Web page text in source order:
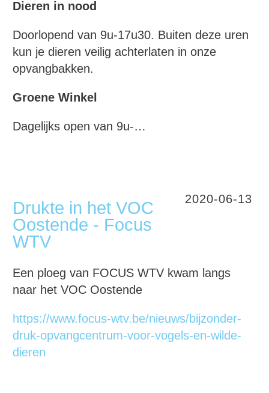
Dieren in nood
Doorlopend van 9u-17u30. Buiten deze uren
kun je dieren veilig achterlaten in onze
opvangbakken.
Groene Winkel
Dagelijks open van 9u-…
2020-06-13
Drukte in het VOC
Oostende - Focus
WTV
Een ploeg van FOCUS WTV kwam langs
naar het VOC Oostende
https://www.focus-wtv.be/nieuws/bijzonder-
druk-opvangcentrum-voor-vogels-en-wilde-
dieren